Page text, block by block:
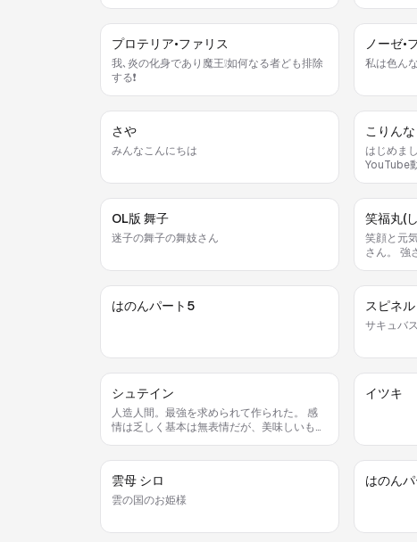
プロテリア•ファリス
我､炎の化身であり魔王❕如何なる者ども排除
する❗️
ノーゼ•
私は色ん
さや
みんなこんにちは
こりんな
はじめま
YouTube
OL版 舞子
迷子の舞子の舞妓さん
笑福丸(
笑顔と元
さん。 強
は『福よ
て、みん
はのんパート5 スピネル
サキュバ
シュテイン
人造人間。最強を求められて作られた。 感
情は乏しく基本は無表情だが、美味しいもの
食したものの、力や能力を得る事ができる。
倒した敵は基本的に食べる事にしているの
イツキ
雲母 シロ
雲の国のお姫様
はのん